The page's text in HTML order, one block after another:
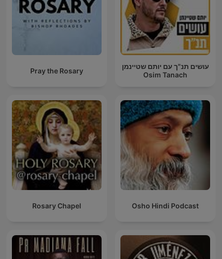
Pray the Rosary
עושים תנ"ך עם יותם שטיינמן
Osim Tanach
Rosary Chapel Osho Hindi Podcast